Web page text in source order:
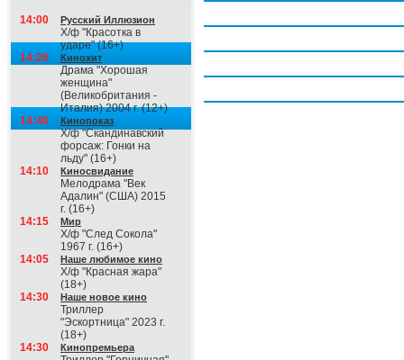
14:00 Русский Иллюзион
Х/ф "Красотка в
ударе" (16+)
14:20
Кинохит
Драма "Хорошая
женщина"
(Великобритания -
Италия) 2004 г. (12+)
14:40
Кинопоказ
Х/ф "Скандинавский
форсаж: Гонки на
льду" (16+)
14:10
Киносвидание
Мелодрама "Век
Адалин" (США) 2015
г. (16+)
14:15
Мир
Х/ф "След Сокола"
1967 г. (16+)
14:05
Наше любимое кино
Х/ф "Красная жара"
(18+)
14:30
Наше новое кино
Триллер
"Эскортница" 2023 г.
(18+)
14:30
Кинопремьера